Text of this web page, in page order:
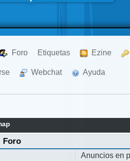
Foro Etiquetas Ezine
Webchat Ayuda
Foro
Anuncios en